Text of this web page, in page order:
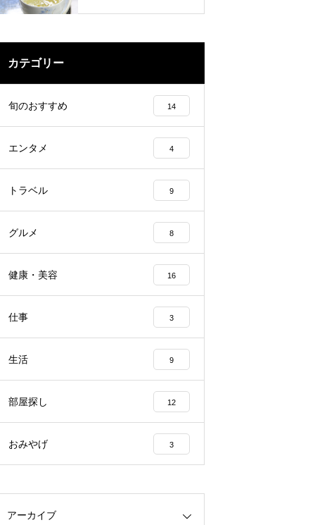
カテゴリー
旬のおすすめ 14
エンタメ 4
トラベル 9
グルメ 8
健康・美容 16
仕事 3
生活 9
部屋探し 12
おみやげ 3
アーカイブ